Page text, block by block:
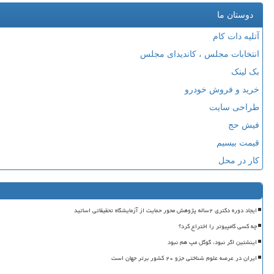
دوستان ما
آتلیه دات کام
انتخابات مجلس ، کاندیدای مجلس
بک لینک
خرید و فروش خودرو
طراحی سایت
فیش حج
قیمت بیسیم
کار در محل
ایجاد دوره دکتری ۲ساله پژوهش محور حمایت از آزمایشگاه تحقیقاتی اساتید
چه کسی کامپیوتر را اختراع کرد؟
اینشتین اگر نبود، گوگل مپ هم نبود
ایران در عرصه علوم شناختی جزو ۲۰ کشور برتر جهان است